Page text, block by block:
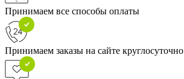
Принимаем все способы оплаты
Принимаем заказы на сайте круглосуточно